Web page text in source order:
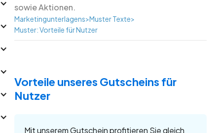
sowie Aktionen.
Marketingunterlagens>Muster Texte>
Muster: Vorteile für Nutzer
Vorteile unseres Gutscheins für
Nutzer
Mit unserem Gutschein profitieren Sie gleich